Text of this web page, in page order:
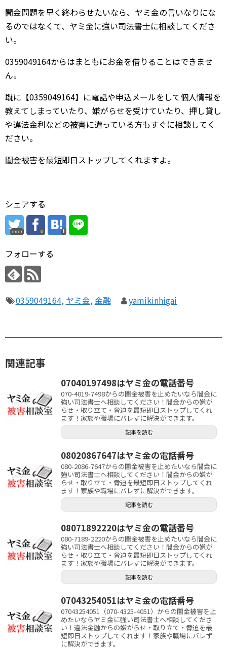
闇金問題を早く終わらせたいなら、ヤミ金の言いなりにな
るのではなくて、ヤミ金に強い司法書士に相談してくださ
い。
0359049164からはまともにお金を借りることはできませ
ん。
既に【0359049164】に電話や申込メールをして個人情報を
教えてしまっていたり、嫌がらせを受けていたり、押し貸し
や違法金利などの被害に遭っている方もすぐに相談してく
ださい。
闇金被害を最短即日ストップしてくれますよ。
シェアする
error 0
フォローする
0359049164, ヤミ金, 金融 yamikinhigai
関連記事
07040197498はヤミ金の電話番号
070-4019-7498からの闇金被害を止めたいなら闇金に
強い司法書士へ相談してください！闇金からの嫌が
らせ・取り立て・脅迫を最短即日ストップしてくれ
ます！家族や職場にバレずに解決ができます。
記事を読む
08020867647はヤミ金の電話番号
080-2086-7647からの闇金被害を止めたいなら闇金に
強い司法書士へ相談してください！闇金からの嫌が
らせ・取り立て・脅迫を最短即日ストップしてくれ
ます！家族や職場にバレずに解決ができます。
記事を読む
08071892220はヤミ金の電話番号
080-7189-2220からの闇金被害を止めたいなら闇金に
強い司法書士へ相談してください！闇金からの嫌が
らせ・取り立て・脅迫を最短即日ストップしてくれ
ます！家族や職場にバレずに解決ができます。
記事を読む
07043254051はヤミ金の電話番号
07043254051（070-4325-4051）からの闇金被害を止
めたいならヤミ金に強い司法書士へ相談してくださ
い！違法金融からの嫌がらせ・取り立て・脅迫を最
短即日ストップしてくれます！家族や職場にバレず
に解決ができます。